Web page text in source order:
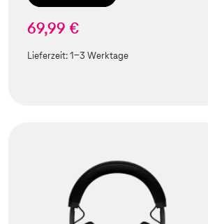
69,99 €
Lieferzeit:1-3 Werktage